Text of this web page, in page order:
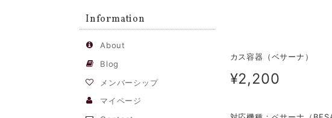
Information
About
Blog
メンバーシップ
マイページ
カス容器（ベサーナ）
¥2,200